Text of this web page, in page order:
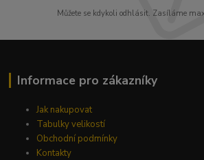
Můžete se kdykoli odhlásit. Zasíláme
Informace pro zákazníky
Jak nakupovat
Tabulky velikostí
Obchodní podmínky
Kontakty